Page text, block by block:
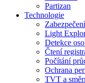
Partizan
Technologie
Light
Detekce
Čtení
Počítání
Ochrana
TVT a